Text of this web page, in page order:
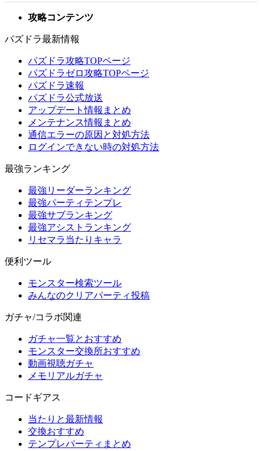
攻略コンテンツ
パズドラ最新情報
パズドラ攻略TOPページ
パズドラゼロ攻略TOPページ
パズドラ速報
パズドラ公式放送
アップデート情報まとめ
メンテナンス情報まとめ
通信エラーの原因と対処方法
ログインできない時の対処方法
最強ランキング
最強リーダーランキング
最強パーティテンプレ
最強サブランキング
最強アシストランキング
リセマラ当たりキャラ
便利ツール
モンスター検索ツール
みんなのクリアパーティ投稿
ガチャ/コラボ関連
ガチャ一覧とおすすめ
モンスター交換所おすすめ
動画視聴ガチャ
メモリアルガチャ
コードギアス
当たりと最新情報
交換おすすめ
テンプレパーティまとめ